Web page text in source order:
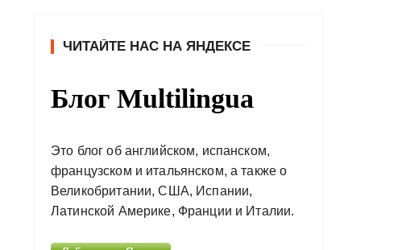
ЧИТАЙТЕ НАС НА ЯНДЕКСЕ
Блог Multilingua
Это блог об английском, испанском,
французском и итальянском, а также о
Великобритании, США, Испании,
Латинской Америке, Франции и Италии.